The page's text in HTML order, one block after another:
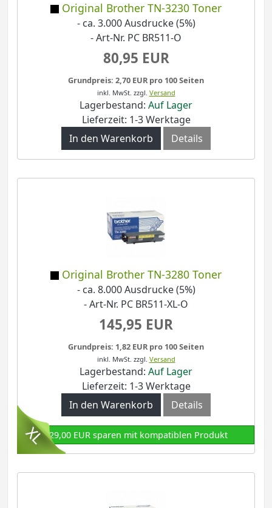
Original Brother TN-3230 Toner
- ca. 3.000 Ausdrucke (5%)
- Art-Nr. PC BR511-O
80,95 EUR
Grundpreis: 2,70 EUR pro 100 Seiten
inkl. MwSt. zzgl. Versand
Lagerbestand: Auf Lager
Lieferzeit: 1-3 Werktage
In den Warenkorb
Details
Original Brother TN-3280 Toner
- ca. 8.000 Ausdrucke (5%)
- Art-Nr. PC BR511-XL-O
145,95 EUR
Grundpreis: 1,82 EUR pro 100 Seiten
inkl. MwSt. zzgl. Versand
Lagerbestand: Auf Lager
Lieferzeit: 1-3 Werktage
In den Warenkorb
Details
129,00 EUR sparen mit kompatiblen Produkt